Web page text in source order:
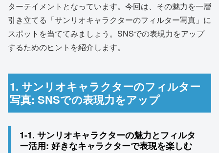
ターテイメントとなっています。今回は、その魅力を一層
引き立てる「サンリオキャラクターのフィルター写真」に
スポットを当ててみましょう。SNSでの表現力をアップ
するためのヒントを紹介します。
1. サンリオキャラクターのフィルター
写真: SNSでの表現力をアップ
1-1. サンリオキャラクターの魅力とフィルタ
ー活用: 好きなキャラクターで表現を楽しむ